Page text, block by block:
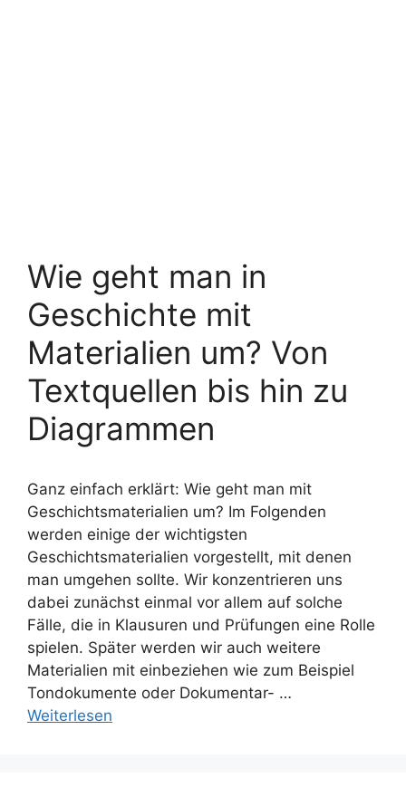
Wie geht man in
Geschichte mit
Materialien um? Von
Textquellen bis hin zu
Diagrammen
Ganz einfach erklärt: Wie geht man mit
Geschichtsmaterialien um? Im Folgenden
werden einige der wichtigsten
Geschichtsmaterialien vorgestellt, mit denen
man umgehen sollte. Wir konzentrieren uns
dabei zunächst einmal vor allem auf solche
Fälle, die in Klausuren und Prüfungen eine Rolle
spielen. Später werden wir auch weitere
Materialien mit einbeziehen wie zum Beispiel
Tondokumente oder Dokumentar- …
Weiterlesen